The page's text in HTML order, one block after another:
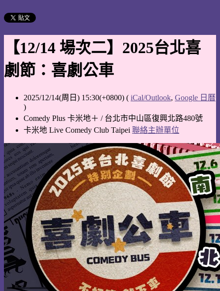
【12/14 場次二】2025台北喜
劇節：喜劇公車
2025/12/14(周日) 15:30(+0800) ( iCal/Outlook, Google 日曆
)
Comedy Plus 卡米地＋ / 台北市中山區復興北路480號
卡米地 Live Comedy Club Taipei 聯絡主辦單位